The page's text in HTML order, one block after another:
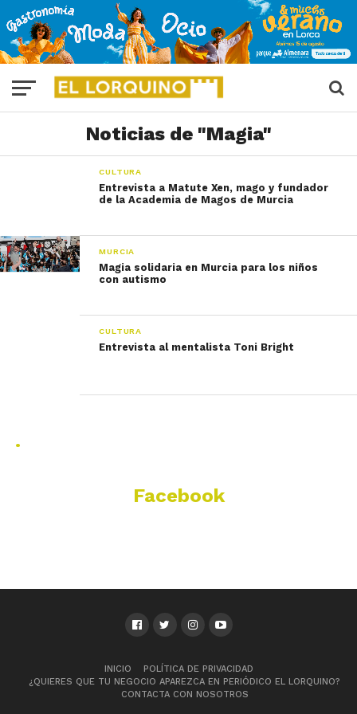
Noticias de "Magia"
CULTURA
Entrevista a Matute Xen, mago y fundador
de la Academia de Magos de Murcia
MURCIA
Magia solidaria en Murcia para los niños
con autismo
CULTURA
Entrevista al mentalista Toni Bright
.
Facebook
INICIO
POLÍTICA DE PRIVACIDAD
¿QUIERES QUE TU NEGOCIO APAREZCA EN PERIÓDICO EL LORQUINO?
CONTACTA CON NOSOTROS